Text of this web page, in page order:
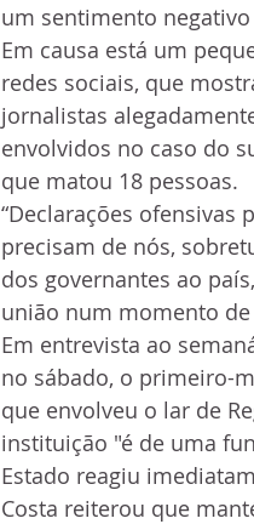
um sentimento
Em causa está um
redes sociais, que
jornalistas
envolvidos no caso do
que matou 18 pessoas.
“Declarações ofensivas
precisam de nós,
dos governantes ao
união num momento
Em entrevista ao
no sábado, o primeiro-
que envolveu o lar de
instituição "é de uma
Estado reagiu
Costa reiterou que